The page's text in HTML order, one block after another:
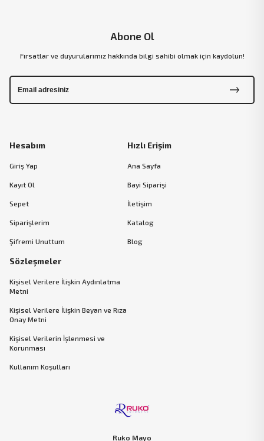
Ruko Mayo
Hesabım
Giriş Yap
Kayıt Ol
Sepet
Siparişlerim
Şifremi Unuttum
Hızlı Erişim
Ana Sayfa
Bayi Siparişi
İletişim
Katalog
Blog
Sözleşmeler
Kişisel Verilere İlişkin Aydınlatma
Metni
Kişisel Verilere İlişkin Beyan ve Rıza
Onay Metni
Kişisel Verilerin İşlenmesi ve
Korunması
Kullanım Koşulları
Abone Ol
Fırsatlar ve duyurularımız hakkında bilgi sahibi olmak için kaydolun!